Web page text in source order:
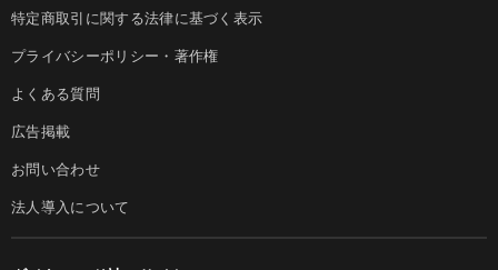
特定商取引に関する法律に基づく表示
プライバシーポリシー・著作権
よくある質問
広告掲載
お問い合わせ
法人導入について